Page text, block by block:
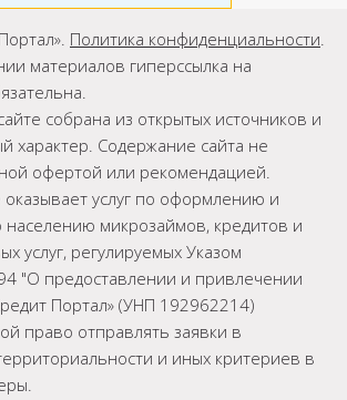
Политика конфиденциальности.
материалов гиперссылка на
собрана из открытых источников и
характер. Содержание сайта не
офертой или рекомендацией.
услуг по оформлению и
микрозаймов, кредитов и
услуг, регулируемых Указом
"О предоставлении и привлечении
Портал» (УНП 192962214)
право отправлять заявки в
и иных критериев в